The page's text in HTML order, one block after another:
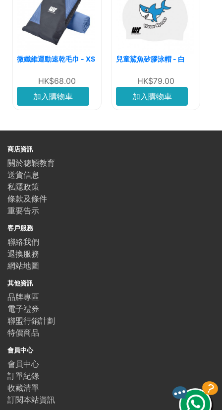
微纖維運動速乾毛巾 - XS
HK$68.00
加入購物車
兒童鯊魚矽膠泳帽 - 白
HK$79.00
加入購物車
商店資訊
關於聰穎教育
送貨信息
私隱政策
條款及條件
重要告示
客戶服務
聯絡我們
退換服務
網站地圖
其他資訊
品牌專區
電子禮券
聯盟行銷計劃
特價商品
會員中心
會員中心
訂單紀錄
收藏清單
訂閱本站資訊